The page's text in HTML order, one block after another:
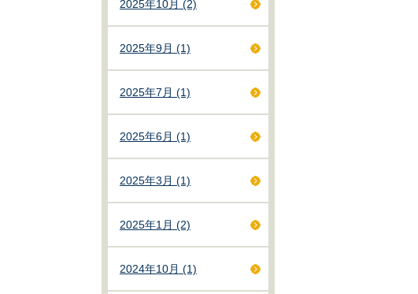
2025年10月 (2)
2025年9月 (1)
2025年7月 (1)
2025年6月 (1)
2025年3月 (1)
2025年1月 (2)
2024年10月 (1)